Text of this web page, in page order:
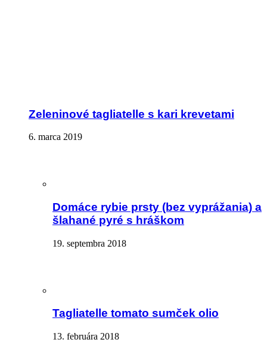
Zeleninové tagliatelle s kari krevetami
6. marca 2019
Domáce rybie prsty (bez vyprážania) a
šlahané pyré s hráškom
19. septembra 2018
Tagliatelle tomato sumček olio
13. februára 2018